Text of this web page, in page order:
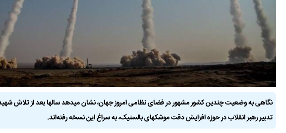
نگاهی به وضعیت چندین کشور مشهور در فضای نظامی امروز جهان، نشان میدهد سالها بعد از تلاش
تدبیر رهبر انقلاب در حوزه افزایش دقت موشکهای بالستیک، به سراغ این نسخه رفته‌اند.